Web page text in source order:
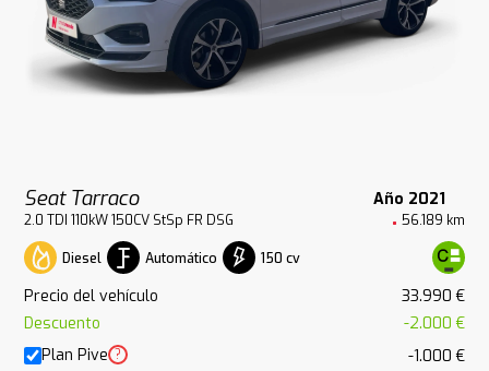
Seat Tarraco Año 2021
2.0 TDI 110kW 150CV StSp FR DSG 56.189 km
Diesel Automático 150 cv
Precio del vehículo
33.990 €
Descuento
-2.000 €
Plan Pive ?
-1.000 €